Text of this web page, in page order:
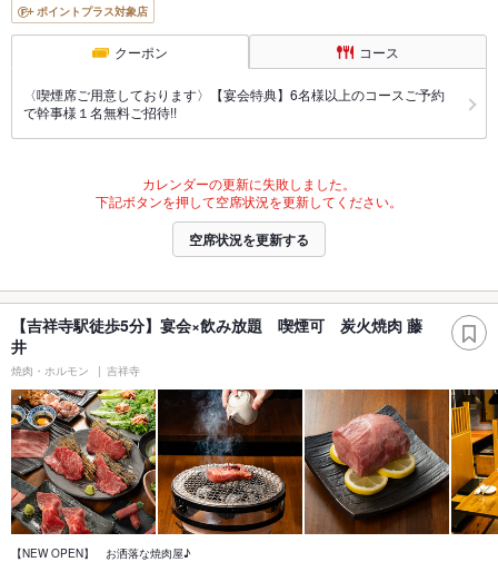
ポイントプラス対象店
クーポン コース
〈喫煙席ご用意しております〉【宴会特典】6名様以上のコースご予約
で幹事様１名無料ご招待!!
カレンダーの更新に失敗しました。
下記ボタンを押して空席状況を更新してください。
空席状況を更新する
【吉祥寺駅徒歩5分】宴会×飲み放題 喫煙可 炭火焼肉 藤
井
焼肉・ホルモン 吉祥寺
【NEW OPEN】 お洒落な焼肉屋♪